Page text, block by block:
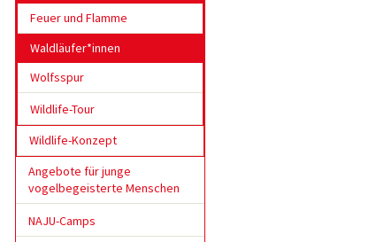
Feuer und Flamme
Waldläufer*innen
Wolfsspur
Wildlife-Tour
Wildlife-Konzept
Angebote für junge
vogelbegeisterte Menschen
NAJU-Camps